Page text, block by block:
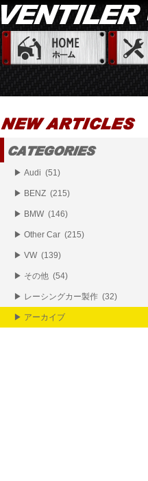
▶ Audi (51)
▶ BENZ (215)
▶ BMW (146)
▶ Other Car (215)
▶ VW (139)
▶ その他 (54)
▶ レーシングカー製作 (32)
▶ アーカイブ